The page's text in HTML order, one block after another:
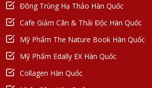
Đông Trùng Hạ Thảo Hàn Quốc
Cafe Giảm Cân & Thải Độc Hàn Quốc
Mỹ Phẩm The Nature Book Hàn Quốc
Mỹ Phẩm Edally EX Hàn Quốc
Collagen Hàn Quốc